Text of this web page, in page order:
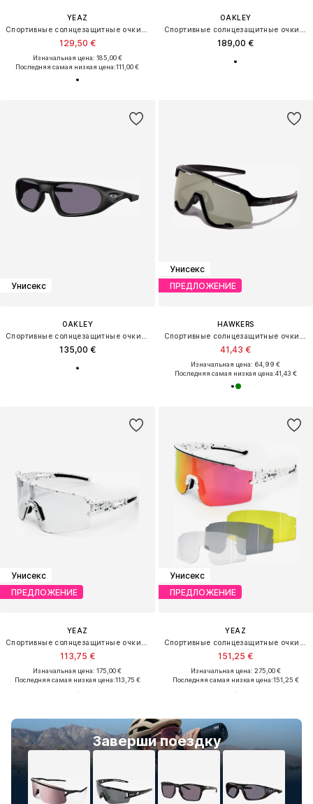
YEAZ
129,50 €
Изначальная цена: 185,00 €
Последняя самая низкая цена:111,00 €
OAKLEY
189,00 €
Унисекс
OAKLEY
135,00 €
Унисекс
ПРЕДЛОЖЕНИЕ
HAWKERS
41,43 €
Изначальная цена: 64,99 €
Последняя самая низкая цена:41,43 €
Унисекс
ПРЕДЛОЖЕНИЕ
YEAZ
113,75 €
Изначальная цена: 175,00 €
Последняя самая низкая цена:113,75 €
Заверши поездку
Унисекс
ПРЕДЛОЖЕНИЕ
YEAZ
151,25 €
Изначальная цена: 275,00 €
Последняя самая низкая цена:151,25 €